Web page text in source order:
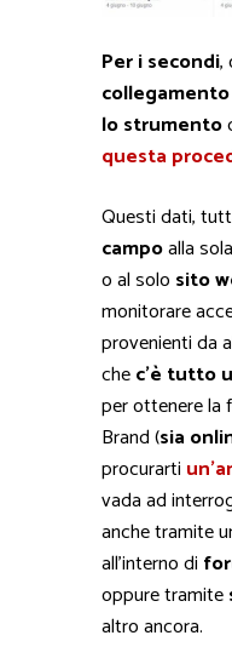
Per i secondi,
lo strumento
questa
Questi dati,
campoalla
o al solo sito
monitorare
provenienti da
chec’è tutto
per ottenere la
Brand (sia
procurarti
vada ad
anche tramite
all’interno di
oppure tramite
altro ancora.